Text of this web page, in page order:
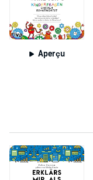
Aperçu